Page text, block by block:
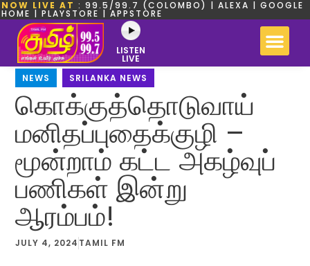
NOW LIVE AT : 99.5/99.7 (COLOMBO) | ALEXA | GOOGLE
HOME | PLAYSTORE | APPSTORE
LISTEN
LIVE
NEWS
SRILANKA NEWS
கொக்குத்தொடுவாய்
மனிதப்புதைக்குழி –
மூன்றாம் கட்ட அகழ்வுப்
பணிகள் இன்று
ஆரம்பம்!
JULY 4, 2024 TAMIL FM